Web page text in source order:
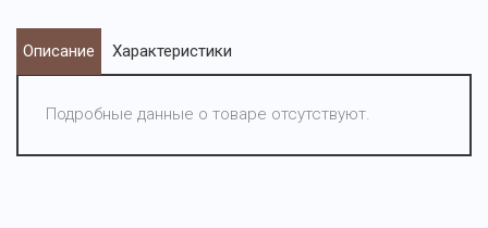
Описание Характеристики
Подробные данные о товаре отсутствуют.